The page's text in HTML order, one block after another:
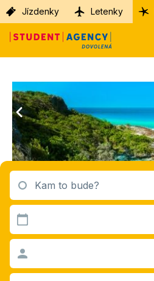
Jízdenky Letenky
Kam to bude?